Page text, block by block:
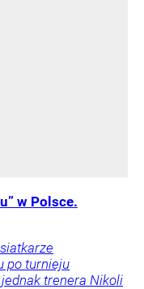
w Polsce.
po turnieju
trenera Nikoli